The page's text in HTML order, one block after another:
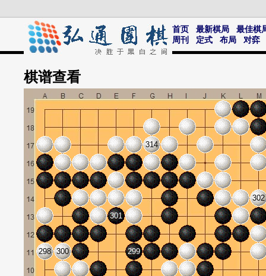
首页 最新棋局
最佳棋
周刊
定式 布局 对弈
棋谱查看
298 299
300
301
302
314